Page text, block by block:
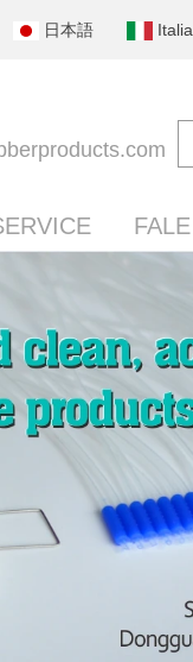
日本語